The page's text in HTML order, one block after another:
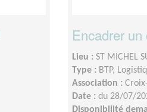
Encadrer
Lieu : ST MICHEL
Type : BTP,
Association :
Date : du 28/07/
Disponibilité